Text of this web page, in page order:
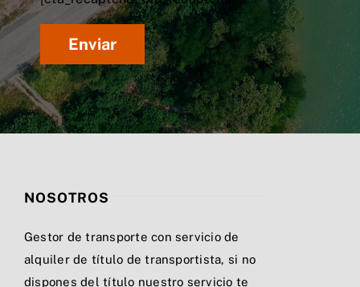
NOSOTROS
Gestor de transporte con servicio de
alquiler de título de transportista, si no
dispones del título nuestro servicio te